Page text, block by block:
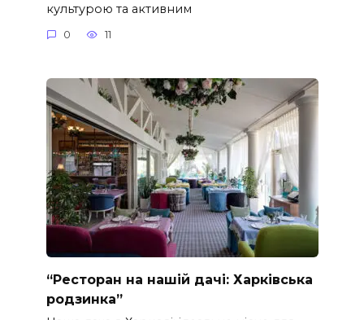
культурою та активним
0 11
“Ресторан на нашій дачі: Харківська
родзинка”